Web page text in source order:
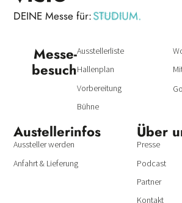
DEINE Messe für: BERUF.
STUDIUM.
Messe­
besuch
Ausstellerliste
Hallenplan
Vorbereitung
Bühne
Austeller­infos
Aussteller werden
Anfahrt & Lieferung
Über
Presse
Podcast
Partner
Kontakt